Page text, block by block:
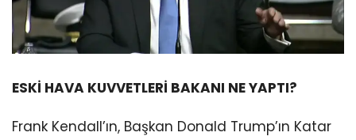
ESKİ HAVA KUVVETLERİ BAKANI NE YAPTI?
Frank Kendall’ın, Başkan Donald Trump’ın Katar